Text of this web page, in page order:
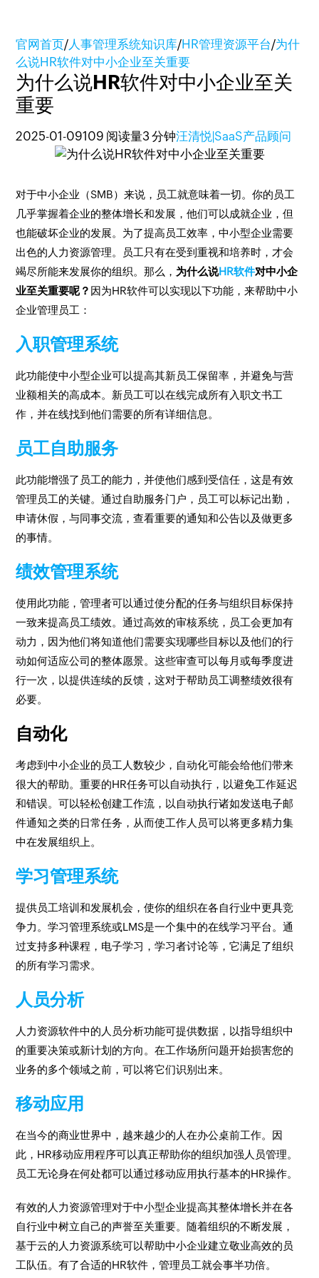
官网首页/人事管理系统知识库/HR管理资源平台/为什
么说HR软件对中小企业至关重要
为什么说HR软件对中小企业至关
重要
2025-01-09109 阅读量3 分钟汪清悦|SaaS产品顾问
对于中小企业（SMB）来说，员工就意味着一切。你的员工
几乎掌握着企业的整体增长和发展，他们可以成就企业，但
也能破坏企业的发展。为了提高员工效率，中小型企业需要
出色的人力资源管理。员工只有在受到重视和培养时，才会
竭尽所能来发展你的组织。那么， 为什么说HR软件对中小企
业至关重要呢？ 因为HR软件可以实现以下功能，来帮助中小
企业管理员工：
入职管理系统
此功能使中小型企业可以提高其新员工保留率，并避免与营
业额相关的高成本。新员工可以在线完成所有入职文书工
作，并在线找到他们需要的所有详细信息。
员工自助服务
此功能增强了员工的能力，并使他们感到受信任，这是有效
管理员工的关键。通过自助服务门户，员工可以标记出勤，
申请休假，与同事交流，查看重要的通知和公告以及做更多
的事情。
绩效管理系统
使用此功能，管理者可以通过使分配的任务与组织目标保持
一致来提高员工绩效。通过高效的审核系统，员工会更加有
动力，因为他们将知道他们需要实现哪些目标以及他们的行
动如何适应公司的整体愿景。这些审查可以每月或每季度进
行一次，以提供连续的反馈，这对于帮助员工调整绩效很有
必要。
自动化
考虑到中小企业的员工人数较少，自动化可能会给他们带来
很大的帮助。重要的HR任务可以自动执行，以避免工作延迟
和错误。可以轻松创建工作流，以自动执行诸如发送电子邮
件通知之类的日常任务，从而使工作人员可以将更多精力集
中在发展组织上。
学习管理系统
提供员工培训和发展机会，使你的组织在各自行业中更具竞
争力。学习管理系统或LMS是一个集中的在线学习平台。通
过支持多种课程，电子学习，学习者讨论等，它满足了组织
的所有学习需求。
人员分析
人力资源软件中的人员分析功能可提供数据，以指导组织中
的重要决策或新计划的方向。在工作场所问题开始损害您的
业务的多个领域之前，可以将它们识别出来。
移动应用
在当今的商业世界中，越来越少的人在办公桌前工作。因
此，HR移动应用程序可以真正帮助你的组织加强人员管理。
员工无论身在何处都可以通过移动应用执行基本的HR操作。
有效的人力资源管理对于中小型企业提高其整体增长并在各
自行业中树立自己的声誉至关重要。随着组织的不断发展，
基于云的人力资源系统可以帮助中小企业建立敬业高效的员
工队伍。有了合适的HR软件，管理员工就会事半功倍。